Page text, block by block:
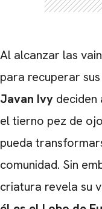
Al alcanzar las
para recuperar
Javan Ivy deciden
el tierno pez de
pueda
comunidad. Sin
criatura revela su